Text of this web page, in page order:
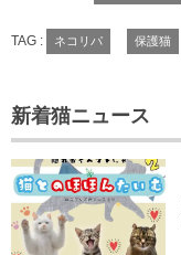
TAG : ネコリパ 保護猫
新着猫ニュース